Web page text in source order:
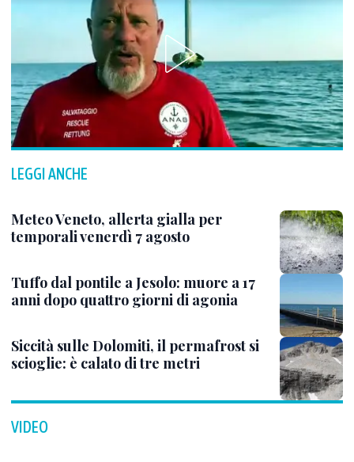
LEGGI ANCHE
Meteo Veneto, allerta gialla per
temporali venerdì 7 agosto
Tuffo dal pontile a Jesolo: muore a 17
anni dopo quattro giorni di agonia
Siccità sulle Dolomiti, il permafrost si
scioglie: è calato di tre metri
VIDEO